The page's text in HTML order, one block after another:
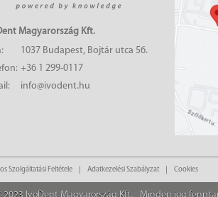
Magyarország Kft.
1037 Budapest, Bojtár utca 56.
+36 1 299-0117
info@ivodent.hu
Szolgáltatási Feltétele Adatkezelési Szabályzat Cookies